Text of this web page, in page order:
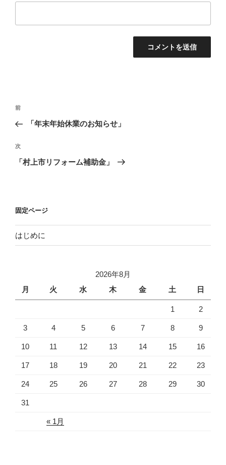
投
ビ
ゲ
ン
過
去
投
稿
前
「年末年始休業のお知らせ」
次
の
次
「村上市リフォーム補助金」
固定ページ
はじめに
2026年8月
月
火 水 木 金 土 日
« 1月
1 2
3 4 5 6 7 8 9
10 11 12 13 14 15 16
17 18 19 20 21 22 23
24 25 26 27 28 29 30
31